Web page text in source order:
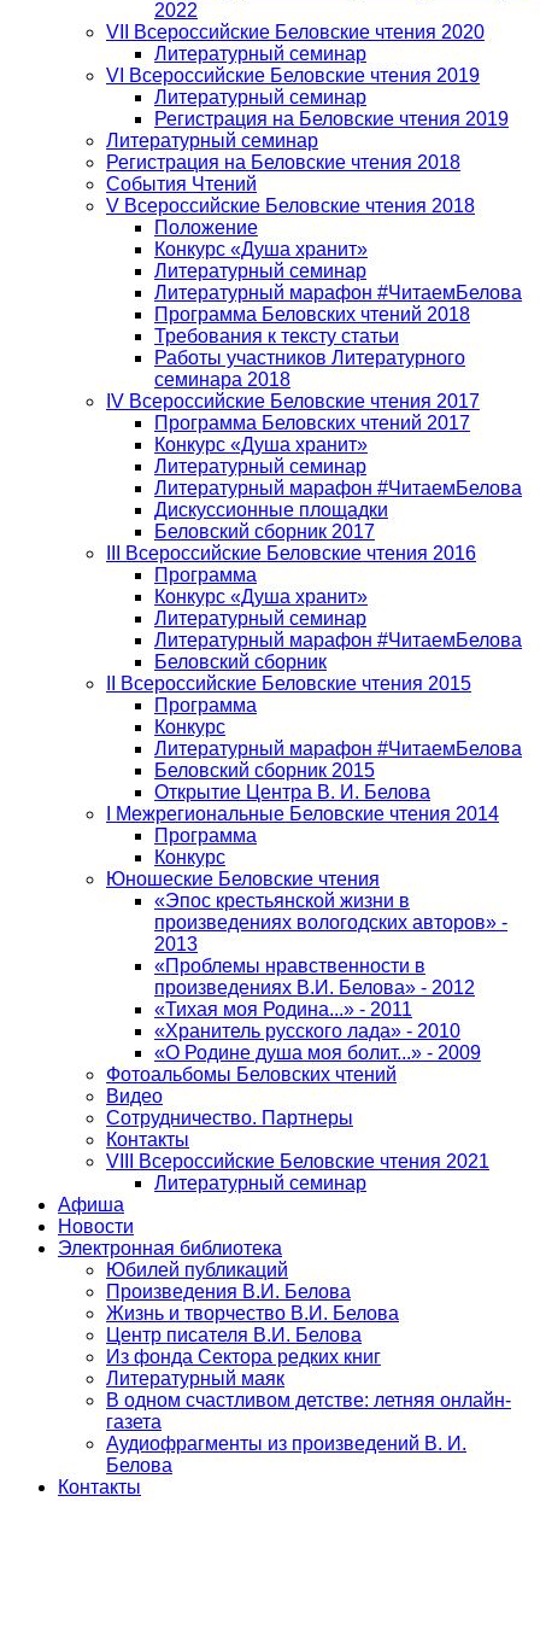
2022
VII Всероссийские Беловские чтения 2020
Литературный семинар
VI Всероссийские Беловские чтения 2019
Литературный семинар
Регистрация на Беловские чтения 2019
Литературный семинар
Регистрация на Беловские чтения 2018
События Чтений
V Всероссийские Беловские чтения 2018
Положение
Конкурс «Душа хранит»
Литературный семинар
Литературный марафон #ЧитаемБелова
Программа Беловских чтений 2018
Требования к тексту статьи
Работы участников Литературного
семинара 2018
IV Всероссийские Беловские чтения 2017
Программа Беловских чтений 2017
Конкурс «Душа хранит»
Литературный семинар
Литературный марафон #ЧитаемБелова
Дискуссионные площадки
Беловский сборник 2017
III Всероссийские Беловские чтения 2016
Программа
Конкурс «Душа хранит»
Литературный семинар
Литературный марафон #ЧитаемБелова
Беловский сборник
II Всероссийские Беловские чтения 2015
Программа
Конкурс
Литературный марафон #ЧитаемБелова
Беловский сборник 2015
Открытие Центра В. И. Белова
I Межрегиональные Беловские чтения 2014
Программа
Конкурс
Юношеские Беловские чтения
«Эпос крестьянской жизни в
произведениях вологодских авторов» -
2013
«Проблемы нравственности в
произведениях В.И. Белова» - 2012
«Тихая моя Родина...» - 2011
«Хранитель русского лада» - 2010
«О Родине душа моя болит...» - 2009
Фотоальбомы Беловских чтений
Видео
Сотрудничество. Партнеры
Контакты
VIII Всероссийские Беловские чтения 2021
Литературный семинар
Афиша
Новости
Электронная библиотека
Юбилей публикаций
Произведения В.И. Белова
Жизнь и творчество В.И. Белова
Центр писателя В.И. Белова
Из фонда Сектора редких книг
Литературный маяк
В одном счастливом детстве: летняя онлайн-
газета
Аудиофрагменты из произведений В. И.
Белова
Контакты